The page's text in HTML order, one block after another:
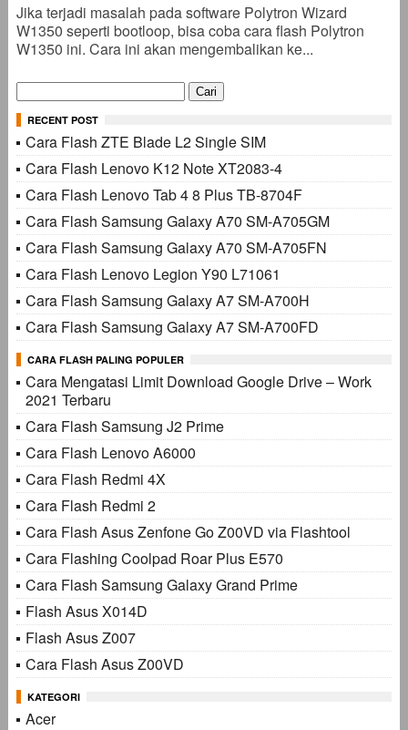
Jika terjadi masalah pada software Polytron Wizard
W1350 seperti bootloop, bisa coba cara flash Polytron
W1350 ini. Cara ini akan mengembalikan ke...
Cari
untuk:
RECENT POST
Cara Flash ZTE Blade L2 Single SIM
Cara Flash Lenovo K12 Note XT2083-4
Cara Flash Lenovo Tab 4 8 Plus TB-8704F
Cara Flash Samsung Galaxy A70 SM-A705GM
Cara Flash Samsung Galaxy A70 SM-A705FN
Cara Flash Lenovo Legion Y90 L71061
Cara Flash Samsung Galaxy A7 SM-A700H
Cara Flash Samsung Galaxy A7 SM-A700FD
CARA FLASH PALING POPULER
Cara Mengatasi Limit Download Google Drive – Work
2021 Terbaru
Cara Flash Samsung J2 Prime
Cara Flash Lenovo A6000
Cara Flash Redmi 4X
Cara Flash Redmi 2
Cara Flash Asus Zenfone Go Z00VD via Flashtool
Cara Flashing Coolpad Roar Plus E570
Cara Flash Samsung Galaxy Grand Prime
Flash Asus X014D
Flash Asus Z007
Cara Flash Asus Z00VD
KATEGORI
Acer